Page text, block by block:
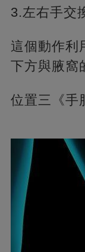
3.左右手交
這個動作利
下方與腋窩
位置三《手